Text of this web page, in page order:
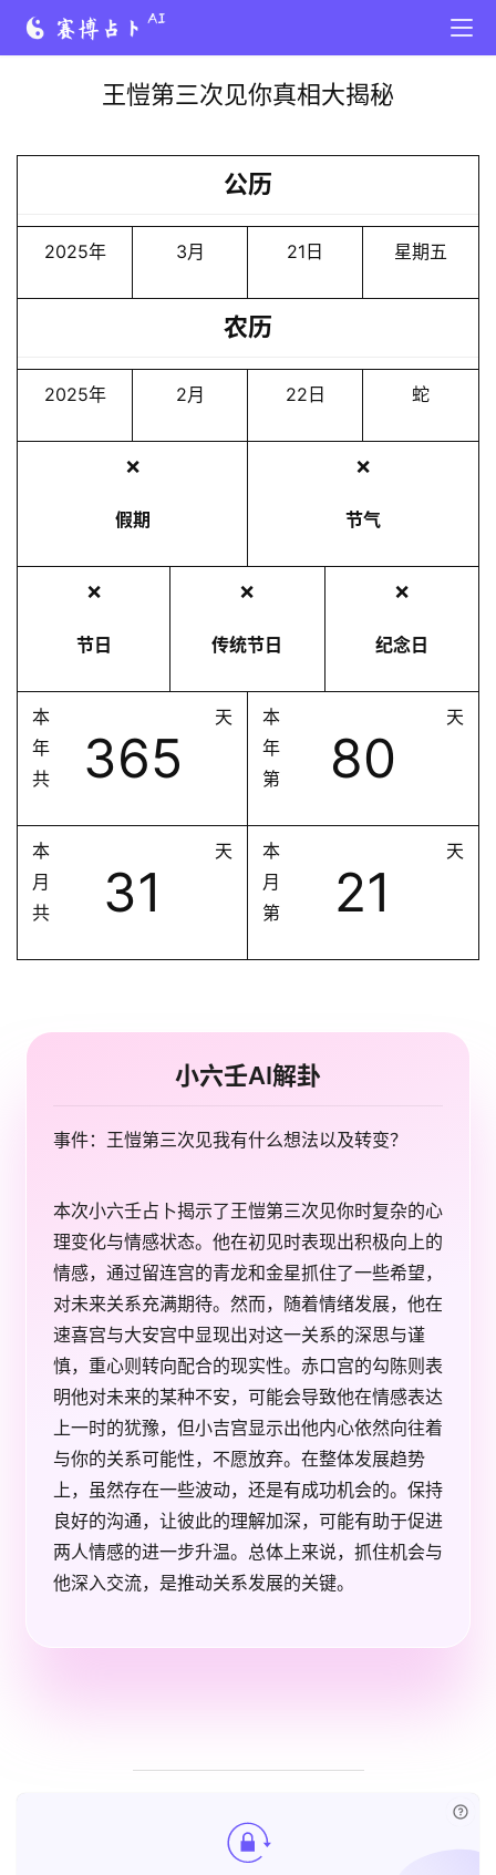
王愷第三次见你真相大揭秘
公历
2025年 3月 21日 星期五
农历
2025年 2月 22日 蛇
❌
假期
❌
节气
❌
节日
❌
传统节日
❌
纪念日
本
年
共
365
天
本
年
第
80
天
本
月
共
31
天
本
月
第
21
天
小六壬AI解卦
事件：王愷第三次见我有什么想法以及转变？
本次小六壬占卜揭示了王愷第三次见你时复杂的心
理变化与情感状态。他在初见时表现出积极向上的
情感，通过留连宫的青龙和金星抓住了一些希望，
对未来关系充满期待。然而，随着情绪发展，他在
速喜宫与大安宫中显现出对这一关系的深思与谨
慎，重心则转向配合的现实性。赤口宫的勾陈则表
明他对未来的某种不安，可能会导致他在情感表达
上一时的犹豫，但小吉宫显示出他内心依然向往着
与你的关系可能性，不愿放弃。在整体发展趋势
上，虽然存在一些波动，还是有成功机会的。保持
良好的沟通，让彼此的理解加深，可能有助于促进
两人情感的进一步升温。总体上来说，抓住机会与
他深入交流，是推动关系发展的关键。